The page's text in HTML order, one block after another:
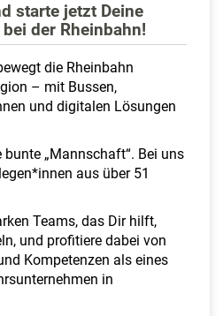
starte jetzt Deine
der Rheinbahn!
die Rheinbahn
– mit Bussen,
und digitalen Lösungen
bunte „Mannschaft“. Bei uns
aus über 51
Teams, das Dir hilft,
und profitiere dabei von
Kompetenzen als eines
in